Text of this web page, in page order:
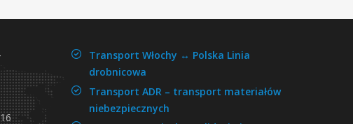
Transport Włochy ↔ Polska Linia
drobnicowa
Transport ADR – transport materiałów
niebezpiecznych